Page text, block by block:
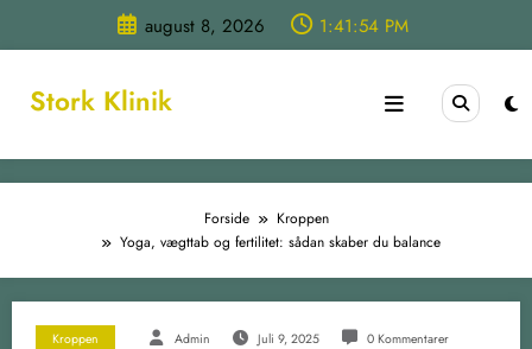
indhold
august 8, 2026 1:41:54 PM
Stork Klinik
Forside
Kroppen
Yoga, vægttab og fertilitet: sådan skaber du balance
Kroppen Admin Juli 9, 2025 0 Kommentarer